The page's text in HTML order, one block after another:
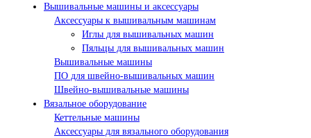
Вышивальные машины и аксессуары
Аксессуары к вышивальным машинам
Иглы для вышивальных машин
Пяльцы для вышивальных машин
Вышивальные машины
ПО для швейно-вышивальных машин
Швейно-вышивальные машины
Вязальное оборудование
Кеттельные машины
Аксессуары для вязального оборудования